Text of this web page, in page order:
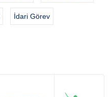
İdari Görev